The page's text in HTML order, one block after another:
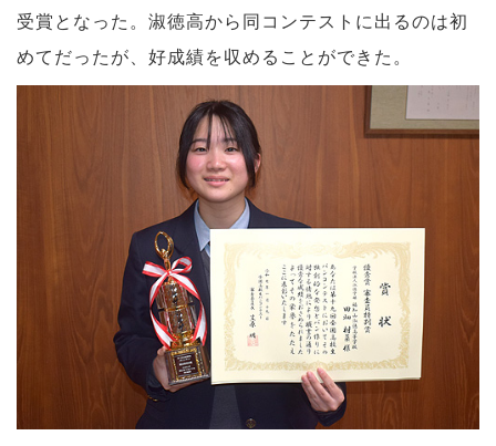
受賞となった。淑徳高から同コンテストに出るのは初
めてだったが、好成績を収めることができた。